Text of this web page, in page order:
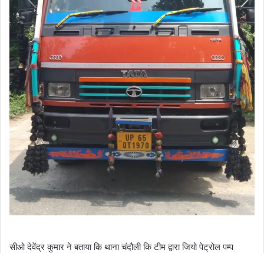
सीओ देवेंद्र कुमार ने बताया कि थाना चंदौली कि टीम द्वारा जियो पेट्रोल पम्प